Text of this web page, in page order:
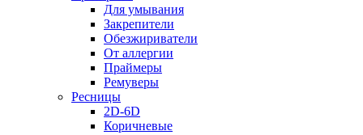
Для умывания
Закрепители
Обезжириватели
От аллергии
Праймеры
Ремуверы
Ресницы
2D-6D
Коричневые